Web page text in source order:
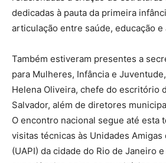
dedicadas à pauta da primeira
articulação entre saúde, educação
Também estiveram presentes a
para Mulheres, Infância e
Helena Oliveira, chefe do escritório
Salvador, além de diretores
O encontro nacional segue até esta
visitas técnicas às Unidades
(UAPI) da cidade do Rio de Janeiro